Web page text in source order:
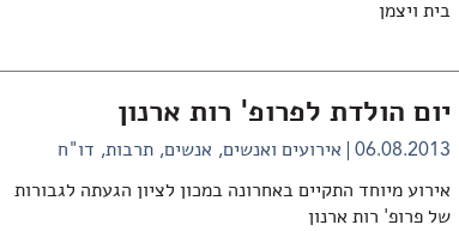
בית ויצמן
יום הולדת לפרופ' רות ארנון
06.08.2013 אירועים ואנשים אנשים תרבות דו"ח
אירוע מיוחד התקיים באחרונה במכון לציון הגעתה לגבורות
של פרופ' רות ארנון